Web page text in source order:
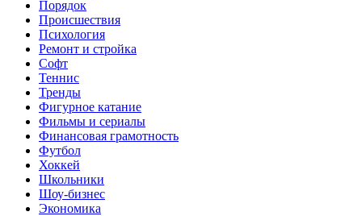
Порядок
Происшествия
Психология
Ремонт и стройка
Софт
Теннис
Тренды
Фигурное катание
Фильмы и сериалы
Финансовая грамотность
Футбол
Хоккей
Школьники
Шоу-бизнес
Экономика